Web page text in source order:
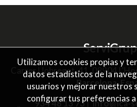
Carrer Llobregat, 41, 08904
Barcelona,
934 48 13 73|info@ica-
Utilizamos cookies propias y
datos estadísticos de la
usuarios y mejorar nuestros
configurar tus preferencias